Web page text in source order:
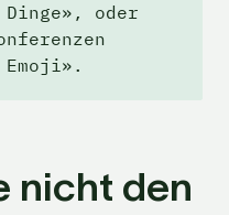
oder
nicht den